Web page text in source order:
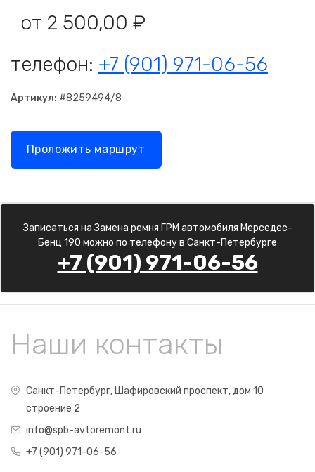
от 2 500,00 ₽
телефон: +7 (901) 971-06-56
Артикул: #8259494/8
Проложить маршрут
Записаться наЗамена ремня ГРМ автомобиля Мерседес-
Бенц 190 можно по телефону в Санкт-Петербурге
+7 (901) 971-06-56
Наши контакты
Санкт-Петербург, Шафировский проспект, дом 10
строение 2
info@spb-avtoremont.ru
+7 (901) 971-06-56